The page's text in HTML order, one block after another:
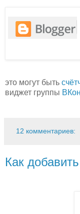
это могут быть
виджет группы
12 комментариев:
Как